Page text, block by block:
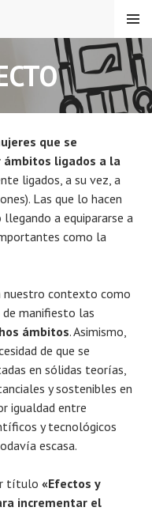
MENÚ
que se
ligados a la
ligados, a su vez, a
Las que lo hacen
llegando a equipararse a
como la
nuestro contexto como
manifiesto las
ámbitos. Asimismo,
de que se
en sólidas teorías,
y sostenibles en
igualdad entre
y tecnológicos
escasa.
título «Efectos y
incrementar el